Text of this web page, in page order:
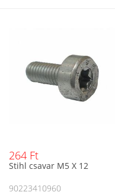
264 Ft
Stihl csavar M5 X 12
90223410960